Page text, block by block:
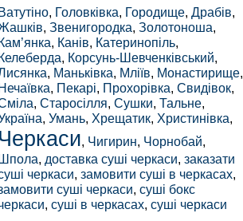
Ватутіно, Головківка, Городище, Драбів,
, Звенигородка, Золотоноша,
Кам’янка, Канів, Катеринопіль,
Келеберда, Корсунь-Шевченківський,
, Маньківка, Мліїв, Монастирище,
Нечаївка, Пекарі, Прохорівка, Свидівок,
, Старосілля, Сушки, Тальне,
, Умань, Хрещатик, Христинівка,
Черкаси, Чигирин, Чорнобай,
Шпола, доставка суші черкаси, заказати
черкаси, замовити суші в черкасах,
суші черкаси, суші бокс
, суші в черкасах, суші черкаси